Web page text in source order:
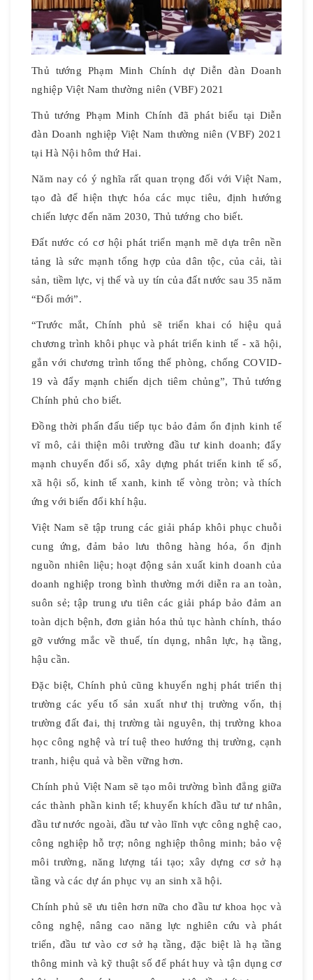
Thủ tướng Phạm Minh Chính dự Diễn đàn Doanh
nghiệp Việt Nam thường niên (VBF) 2021
Thủ tướng Phạm Minh Chính đã phát biểu tại Diễn
đàn Doanh nghiệp Việt Nam thường niên (VBF) 2021
tại Hà Nội hôm thứ Hai.
Năm nay có ý nghĩa rất quan trọng đối với Việt Nam,
tạo đà để hiện thực hóa các mục tiêu, định hướng
chiến lược đến năm 2030, Thủ tướng cho biết.
Đất nước có cơ hội phát triển mạnh mẽ dựa trên nền
tảng là sức mạnh tổng hợp của dân tộc, của cải, tài
sản, tiềm lực, vị thế và uy tín của đất nước sau 35 năm
“Đổi mới”.
“Trước mắt, Chính phủ sẽ triển khai có hiệu quả
chương trình khôi phục và phát triển kinh tế - xã hội,
gắn với chương trình tổng thể phòng, chống COVID-
19 và đẩy mạnh chiến dịch tiêm chủng”, Thủ tướng
Chính phủ cho biết.
Đồng thời phấn đấu tiếp tục bảo đảm ổn định kinh tế
vĩ mô, cải thiện môi trường đầu tư kinh doanh; đẩy
mạnh chuyển đổi số, xây dựng phát triển kinh tế số,
xã hội số, kinh tế xanh, kinh tế vòng tròn; và thích
ứng với biến đổi khí hậu.
Việt Nam sẽ tập trung các giải pháp khôi phục chuỗi
cung ứng, đảm bảo lưu thông hàng hóa, ổn định
nguồn nhiên liệu; hoạt động sản xuất kinh doanh của
doanh nghiệp trong bình thường mới diễn ra an toàn,
suôn sẻ; tập trung ưu tiên các giải pháp bảo đảm an
toàn dịch bệnh, đơn giản hóa thủ tục hành chính, tháo
gỡ vướng mắc về thuế, tín dụng, nhân lực, hạ tầng,
hậu cần.
Đặc biệt, Chính phủ cũng khuyến nghị phát triển thị
trường các yếu tố sản xuất như thị trường vốn, thị
trường đất đai, thị trường tài nguyên, thị trường khoa
học công nghệ và trí tuệ theo hướng thị trường, cạnh
tranh, hiệu quả và bền vững hơn.
Chính phủ Việt Nam sẽ tạo môi trường bình đẳng giữa
các thành phần kinh tế; khuyến khích đầu tư tư nhân,
đầu tư nước ngoài, đầu tư vào lĩnh vực công nghệ cao,
công nghiệp hỗ trợ; nông nghiệp thông minh; bảo vệ
môi trường, năng lượng tái tạo; xây dựng cơ sở hạ
tầng và các dự án phục vụ an sinh xã hội.
Chính phủ sẽ ưu tiên hơn nữa cho đầu tư khoa học và
công nghệ, nâng cao năng lực nghiên cứu và phát
triển, đầu tư vào cơ sở hạ tầng, đặc biệt là hạ tầng
thông minh và kỹ thuật số để phát huy và tận dụng cơ